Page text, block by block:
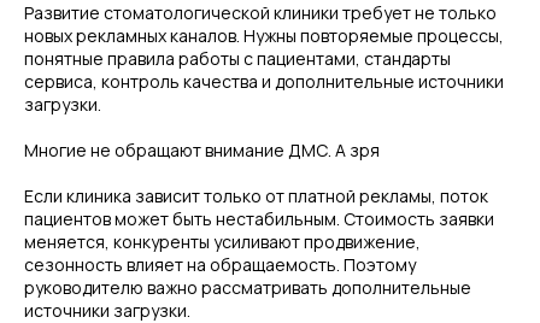
Развитие стоматологической клиники требует не только
новых рекламных каналов. Нужны повторяемые процессы,
понятные правила работы с пациентами, стандарты
сервиса, контроль качества и дополнительные источники
загрузки.
Многие не обращают внимание ДМС. А зря
Если клиника зависит только от платной рекламы, поток
пациентов может быть нестабильным. Стоимость заявки
меняется, конкуренты усиливают продвижение,
сезонность влияет на обращаемость. Поэтому
руководителю важно рассматривать дополнительные
источники загрузки.